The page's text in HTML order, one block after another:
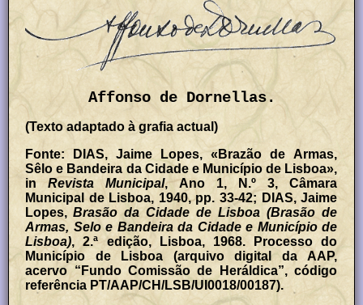
Affonso de Dornellas.
(Texto adaptado à grafia actual)
Fonte: DIAS, Jaime Lopes, «Brazão de Armas,
Sêlo e Bandeira da Cidade e Município de Lisboa»,
in
Revista Municipal, Ano 1, N.º 3, Câmara
Municipal de Lisboa, 1940, pp. 33-42; DIAS, Jaime
Lopes, Brasão da Cidade de Lisboa (Brasão de
Armas, Selo e Bandeira da Cidade e Município de
Lisboa), 2.ª edição, Lisboa, 1968. Processo do
Município de Lisboa (arquivo digital da AAP,
acervo “Fundo Comissão de Heráldica”, código
referência PT/AAP/CH/LSB/UI0018/00187).